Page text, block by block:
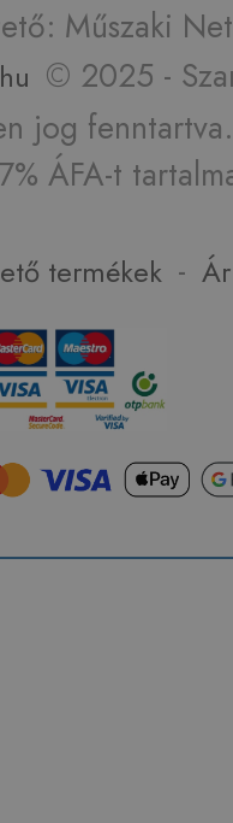
Műszaki
© 2025 -
jog fenntartva.
ÁFA-t
termékek -